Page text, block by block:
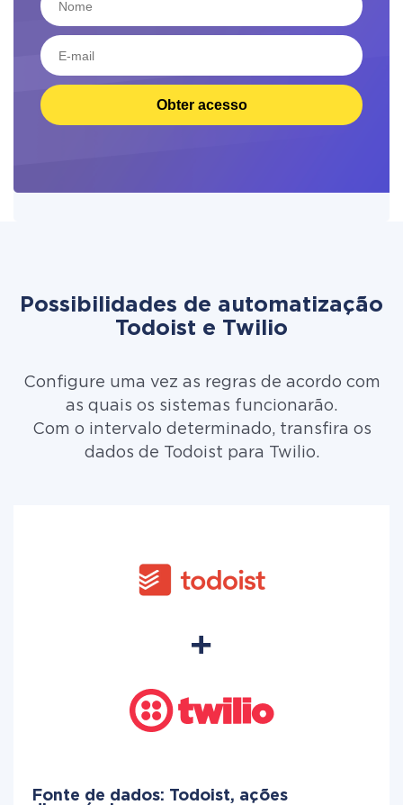
Obter acesso
Possibilidades de automatização
Todoist e Twilio
Configure uma vez as regras de acordo com
as quais os sistemas funcionarão.
Com o intervalo determinado, transfira os
dados de Todoist para Twilio.
Fonte de dados: Todoist, ações